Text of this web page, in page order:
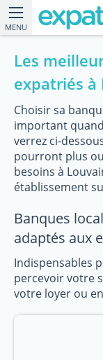
MENU
Les
expatriés à
Choisir sa
important
verrez ci-
pourront plus
besoins à
établissement
Banques
adaptés aux
Indispensables
percevoir votre
votre loyer ou